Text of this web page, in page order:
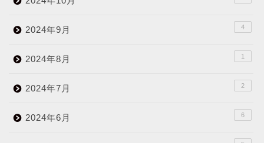
2024年9月 4
2024年8月 1
2024年7月 2
2024年6月 6